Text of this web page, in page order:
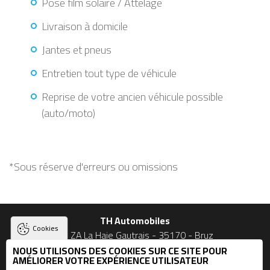
Livraison à domicile
Jantes et pneus
Entretien tout type de véhicule
Reprise de votre ancien véhicule possible
(auto/moto)
*Sous réserve d'erreurs ou omissions
TH Automobiles
23 ZA La Haie Gautrais - 35170 - Bruz
02 90 56 09 03 et 06 74 49 53 27
Cookies
NOUS UTILISONS DES COOKIES SUR CE SITE POUR
AMÉLIORER VOTRE EXPÉRIENCE UTILISATEUR